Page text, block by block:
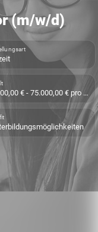
(m/w/d)
50.000,00 € - 75.000,00 € pro Jahr